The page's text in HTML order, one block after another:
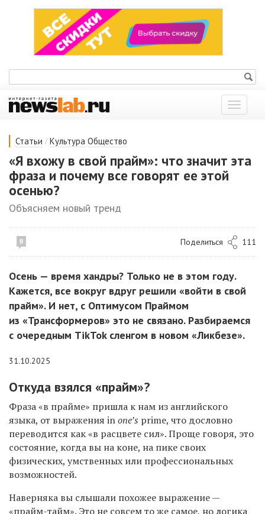
Показать
меню
Статьи / Культура Общество
«Я вхожу в свой прайм»: что значит эта
фраза и почему все говорят ее этой
осенью?
Объясняем новый тренд
8 Поделиться 111
Осень — время хандры? Только не в этом году.
Кажется, все вокруг вдруг решили «войти в свой
прайм». И нет, с Оптимусом Праймом
из «Трансформеров» это не связано. Разбираемся
с очередным TikTok сленгом в новом «Ликбезе».
31.10.2025
Откуда взялся «прайм»?
Фраза «в прайме» пришла к нам из английского
языка, от выражения inone’s prime, что дословно
переводится как «в расцвете сил». Проще говоря, это
состояние, когда вы на коне, на пике своих
физических, умственных или профессиональных
возможностей.
Наверняка вы слышали похожее выражение —
«прайм-тайм». Это не совсем то же самое, но логика